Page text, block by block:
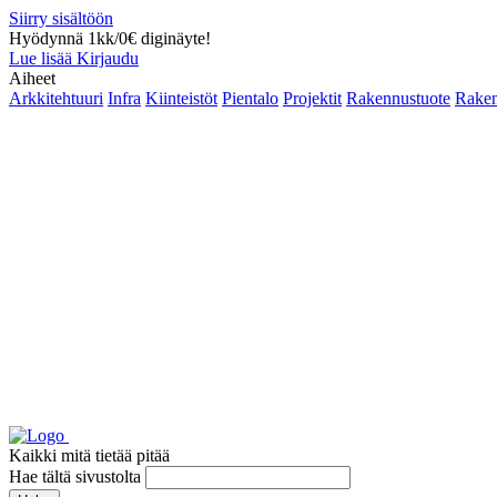
Siirry sisältöön
Hyödynnä 1kk/0€ diginäyte!
Lue lisää Kirjaudu
Aiheet
Arkkitehtuuri Infra Kiinteistöt Pientalo Projektit Rakennustuote
Kaikki mitä tietää pitää
Hae tältä sivustolta